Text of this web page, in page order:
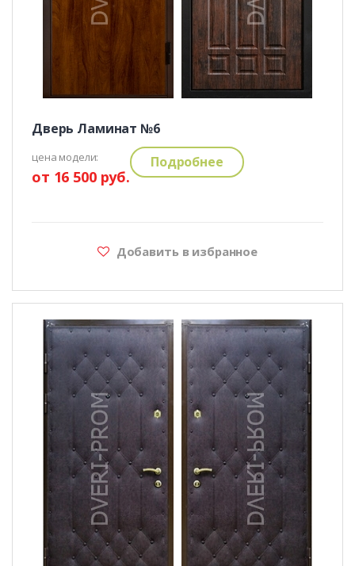
Дверь Ламинат №6
цена модели:
от 16 500 руб.
Подробнее
Добавить в избранное